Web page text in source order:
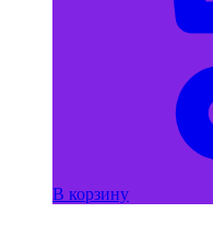
В корзину